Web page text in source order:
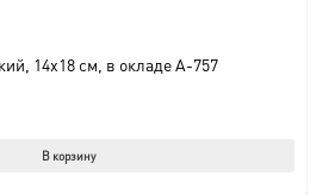
14х18 см, в окладе A-757
В корзину